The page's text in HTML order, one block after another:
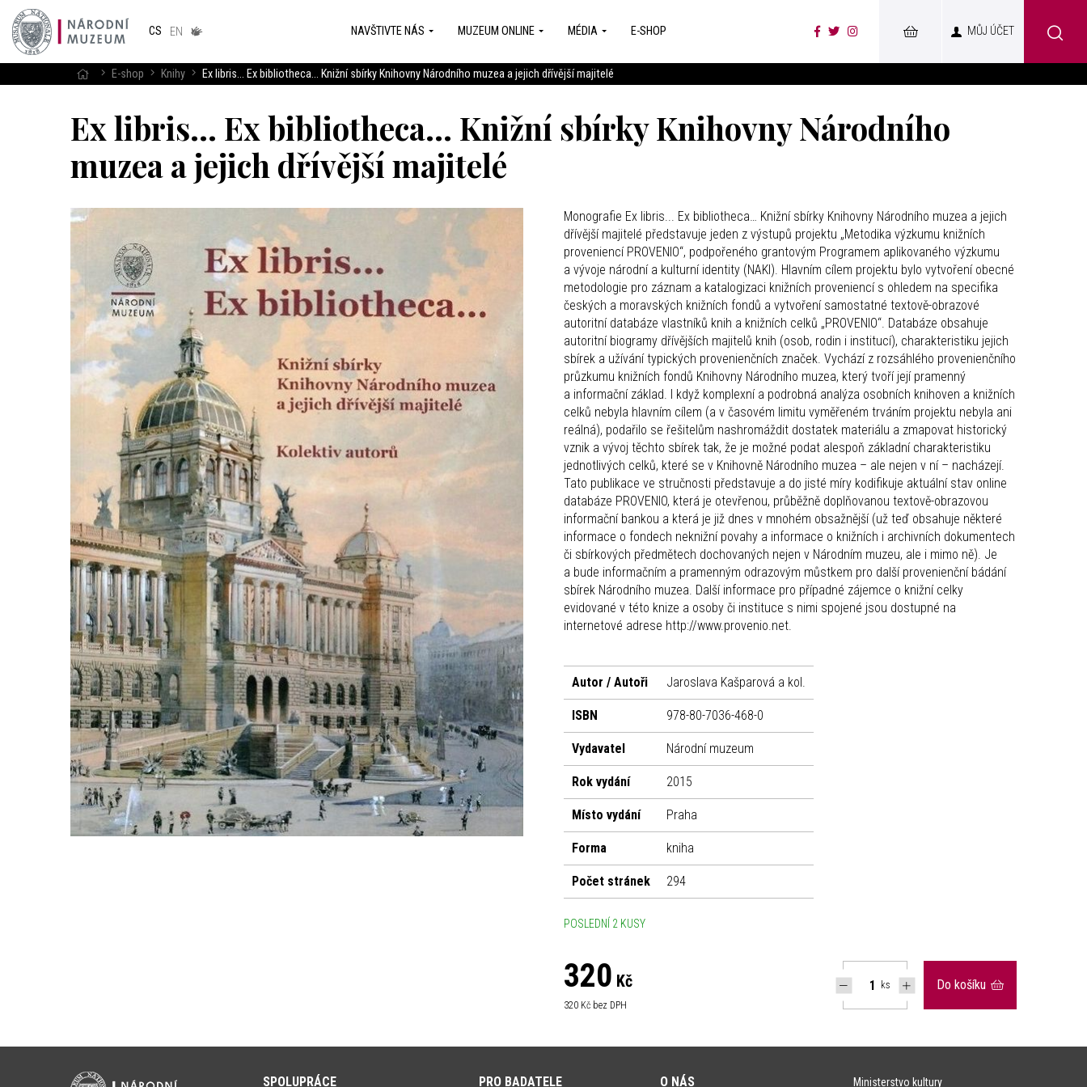
CS EN
v českém
NAVŠTIVTE NÁS MUZEUM ONLINE MÉDIA E-SHOP MŮJ ÚČET
E-shop Knihy Ex libris... Ex bibliotheca… Knižní sbírky Knihovny Národního muzea a jejich dřívější majitelé
Ex libris... Ex bibliotheca… Knižní sbírky Knihovny Národního
muzea a jejich dřívější majitelé
Monografie Ex libris... Ex bibliotheca… Knižní sbírky Knihovny Národního muzea a jejich
dřívější majitelé představuje jeden z výstupů projektu „Metodika výzkumu knižních
proveniencí PROVENIO“, podpořeného grantovým Programem aplikovaného výzkumu
a vývoje národní a kulturní identity (NAKI). Hlavním cílem projektu bylo vytvoření obecné
metodologie pro záznam a katalogizaci knižních proveniencí s ohledem na specifika
českých a moravských knižních fondů a vytvoření samostatné textově-obrazové
autoritní databáze vlastníků knih a knižních celků „PROVENIO“. Databáze obsahuje
autoritní biogramy dřívějších majitelů knih (osob, rodin i institucí), charakteristiku jejich
sbírek a užívání typických provenienčních značek. Vychází z rozsáhlého provenienčního
průzkumu knižních fondů Knihovny Národního muzea, který tvoří její pramenný
a informační základ. I když komplexní a podrobná analýza osobních knihoven a knižních
celků nebyla hlavním cílem (a v časovém limitu vyměřeném trváním projektu nebyla ani
reálná), podařilo se řešitelům nashromáždit dostatek materiálu a zmapovat historický
vznik a vývoj těchto sbírek tak, že je možné podat alespoň základní charakteristiku
jednotlivých celků, které se v Knihovně Národního muzea – ale nejen v ní – nacházejí.
Tato publikace ve stručnosti představuje a do jisté míry kodifikuje aktuální stav online
databáze PROVENIO, která je otevřenou, průběžně doplňovanou textově-obrazovou
informační bankou a která je již dnes v mnohém obsažnější (už teď obsahuje některé
informace o fondech neknižní povahy a informace o knižních i archivních dokumentech
či sbírkových předmětech dochovaných nejen v Národním muzeu, ale i mimo ně). Je
a bude informačním a pramenným odrazovým můstkem pro další provenienční bádání
sbírek Národního muzea. Další informace pro případné zájemce o knižní celky
evidované v této knize a osoby či instituce s nimi spojené jsou dostupné na
internetové adrese http://www.provenio.net.
Autor / Autoři Jaroslava Kašparová a kol.
ISBN 978-80-7036-468-0
Vydavatel Národní muzeum
Rok vydání 2015
Místo vydání Praha
Forma kniha
Počet stránek 294
POSLEDNÍ 2 KUSY
320 Kč
320 Kč bez DPH
ks Do košíku
SPOLUPRÁCE PRO BADATELE O NÁS Ministerstvo kultury